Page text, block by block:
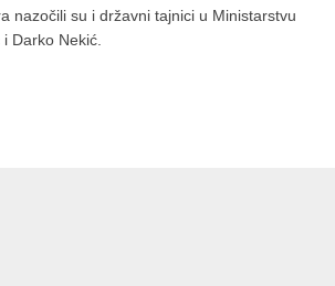
nazočili su i državni tajnici u Ministarstvu
Prpić i Darko Nekić.